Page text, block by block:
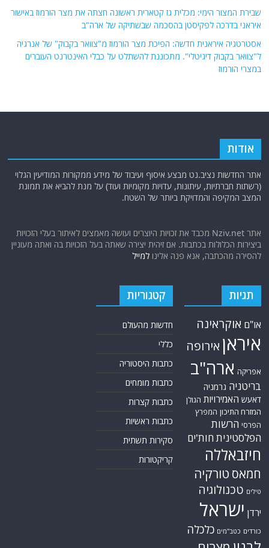
שבירת המצור הימי: מכלית גז קטארית ראשונה חצתה את מצר הורמוז באישור
איראני בדרכה לפקיסטן בהסכמה שבשתיקה של ארה"ב
אסטרטגיה איראנית חדשה: הפיכת מצר הורמוז מ"צוואר בקבוק" של אנרגיה
ל"צוואר בקבוק דיגיטלי". מתכוננת להשתלט על כבלי האינטרנט העוברים
במצרי הורמוז
אודות
אתר החדשות נציב.נט מבצע איסוף ועיבוד של מידע ממקורות המודיעין הגלוי
(רשתות חברתיות, עיתונות, עדויות מקומיות ועוד) על מנת להביא את תמונת
המצב המקיפה והמדויקת ביותר של השטח.
אתר Nziv.net מכבד את זכויות היוצרים ועושה מאמצים לאיתור בעלי הזכויות
ביצירות הכלולות בכתבות. אם זיהית יצירה שאתה בעל הזכויות בה ואתה מעוניין
להסירה מהכתבה, אנא פנה אלינולמייל
תגיות
או"ם אוקראינה
איראן אירופה
אפריקה ארה"ב
בריטניה גרמניה
דאעש האמירויות הגולן
המזרח התיכון המפרץ
הפרסי הרשות
הפלסטיניתחות'ים
חיזבאללה
חמאס טורקיה
טילים טכנולוגיה
ירדן ישראל
כורדים כטב"מים כלכלה
קטגוריות
חדשות מהעולם
כללי
כתבות היסטוריה
כתבות מומחים
כתבות קצרות
כתבות ראשיות
סקירות תשתית
קריקטורות